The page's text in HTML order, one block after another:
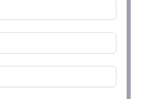
CDP Communications pour
Digitale en parts de
appliquée au design
communications clients